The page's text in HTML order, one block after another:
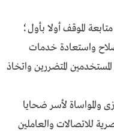
الموقف أولا بأول؛
واستعادة خدمات
المتضررين واتخاذ
والمواساة لأسر ضحايا
للاتصالات والعاملين